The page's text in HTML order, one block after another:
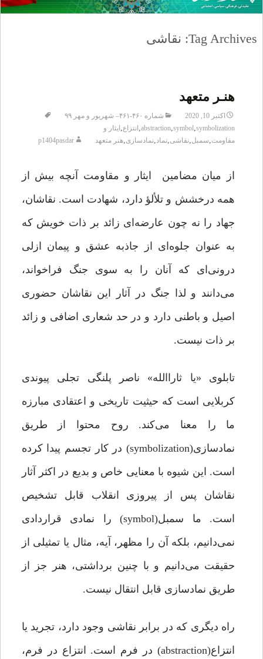
Tag Archives: نقاشی
هنـر متعهد
اکتبر 10, 2020
شماره ۴۶۰-۴۶۱– شهریور و مهر ۹۹
abstraction,symbol,symbolization
, انتزاع, ایثار و
مقاومت,سمبل,نقاشی,نماد,نمادسازی,هنر متعهد p1404pasdar
از میان مضامین ایثار و مقاومت آنچه بیش از
همه درخشش و تلألؤ دارد، شهادت است. نقاشان،
جهاد را نه چون عارضه‌ای زائد بر ذات خویش که
به عنوان جلوه‌ای از جاذبه عشق و پیمان ازلی
درونی‌ای که آنان را به سوی جنگ فراخواند،
می‌دانند و لذا جنگ در آثار این نقاشان حضوری
اصیل و باطنی دارد و در حد شعاری اضافی و زائد
بر ذات نیست.
تابلوی «یا ثاراالله» ناصر پلنگی تجلی پیوندی
کربلایی‌ است که حیثیت تاریخی و اعتقادی مبارزه
ما را معنا می‌کند. روح محتوا از طریق
نمادسازی(symbolization) در کار تجسم پیدا کرده
است. این شیوه با معنایی خاص و بدیع در اکثر آثار
نقاشان پس از پیروزی انقلاب قابل تشخیص
است. ما سمبل(symbol) را نمادی قراردادی
نمی‌دانیم، بلکه آن را مظهر، آیه، مثال یا تمثیلی از
حقیقت می‌دانیم و با چنین برداشتی، هنر جز از
طریق نمادسازی قابل انتقال نیست.
راه دیگری که در برابر نقاشی وجود دارد، تجرید یا
انتزاع(abstraction) در فرم است. انتزاع در فرم،